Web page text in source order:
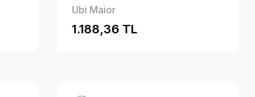
Ubi Maior
1.188,36 TL